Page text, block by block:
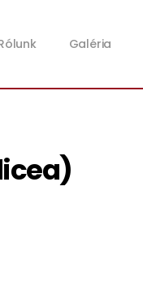
Galéria